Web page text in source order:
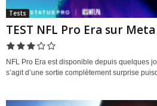
Tests
TEST NFL Pro Era sur
NFL Pro Era est disponible depuis quelques
s’agit d’une sortie complètement surprise